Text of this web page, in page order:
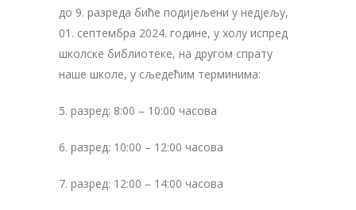
до 9. разреда биће подијељени у недјељу,
01. септембра 2024. године, у холу испред
школске библиотеке, на другом спрату
наше школе, у сљедећим терминима:
5. разред: 8:00 – 10:00 часова
6. разред: 10:00 – 12:00 часова
7. разред: 12:00 – 14:00 часова